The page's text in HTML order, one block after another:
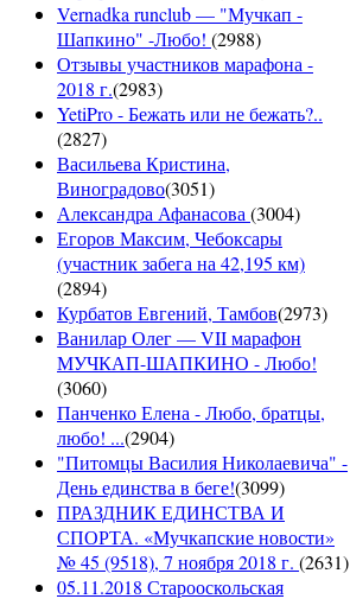
Vernadka runclub — "Мучкап -
Шапкино" -Любо! (2988)
Отзывы участников марафона -
2018 г.(2983)
YetiPro - Бежать или не бежать?..
(2827)
Васильева Кристина,
Виноградово(3051)
Александра Афанасова(3004)
Егоров Максим, Чебоксары
(участник забега на 42,195 км)
(2894)
Курбатов Евгений, Тамбов(2973)
Ванилар Олег — VII марафон
МУЧКАП-ШАПКИНО - Любо!
(3060)
Панченко Елена - Любо, братцы,
любо! ...(2904)
"Питомцы Василия Николаевича" -
День единства в беге!(3099)
ПРАЗДНИК ЕДИНСТВА И
СПОРТА. «Мучкапские новости»
№ 45 (9518), 7 ноября 2018 г. (2631)
05.11.2018 Старооскольская